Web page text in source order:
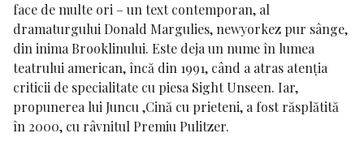
face de multe ori – un text contemporan, al
dramaturgului Donald Margulies, newyorkez pur sânge,
din inima Brooklinului. Este deja un nume în lumea
teatrului american, încă din 1991, când a atras atenția
criticii de specialitate cu piesaSight Unseen. Iar,
propunerea lui Juncu ,Cină cu prieteni, a fost răsplătită
în 2000, cu râvnitul Premiu Pulitzer.